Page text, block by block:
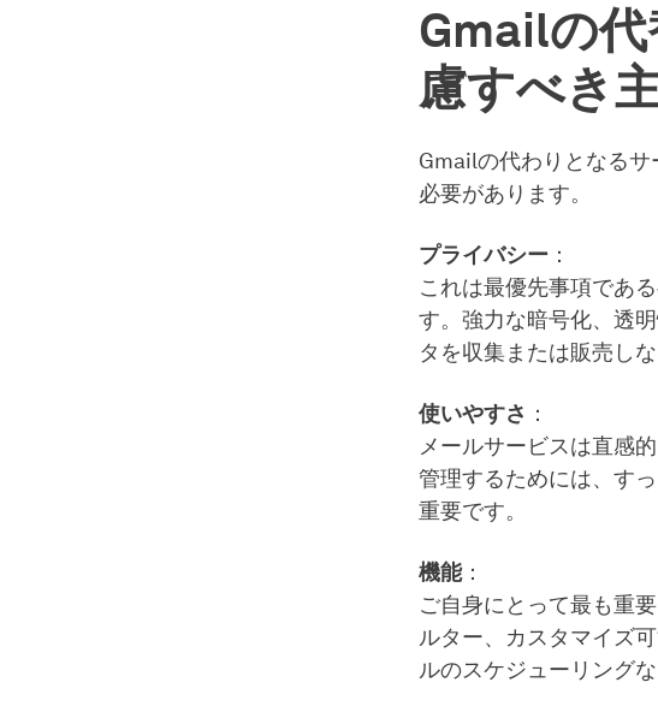
Gmailの
慮すべき
Gmailの代わりとなるサ
必要があります。
プライバシー ：
これは最優先事項であ
す。強力な暗号化、透
タを収集または販売し
使いやすさ ：
メールサービスは直感
管理するためには、す
重要です。
機能：
ご自身にとって最も重
ルター、カスタマイズ
ルのスケジューリング